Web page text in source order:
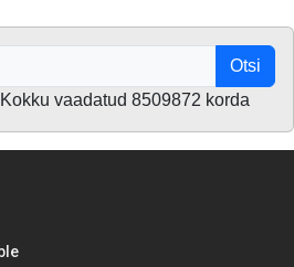
Otsi
vaadatud 8509872 korda